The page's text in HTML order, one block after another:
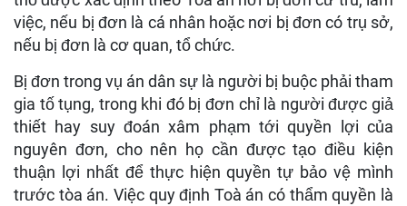
việc, nếu bị đơn là cá nhân hoặc nơi bị đơn có trụ sở,
nếu bị đơn là cơ quan, tổ chức.
Bị đơn trong vụ án dân sự là người bị buộc phải tham
gia tố tụng, trong khi đó bị đơn chỉ là người được giả
thiết hay suy đoán xâm phạm tới quyền lợi của
nguyên đơn, cho nên họ cần được tạo điều kiện
thuận lợi nhất để thực hiện quyền tự bảo vệ mình
trước tòa án. Việc quy định Toà án có thẩm quyền là